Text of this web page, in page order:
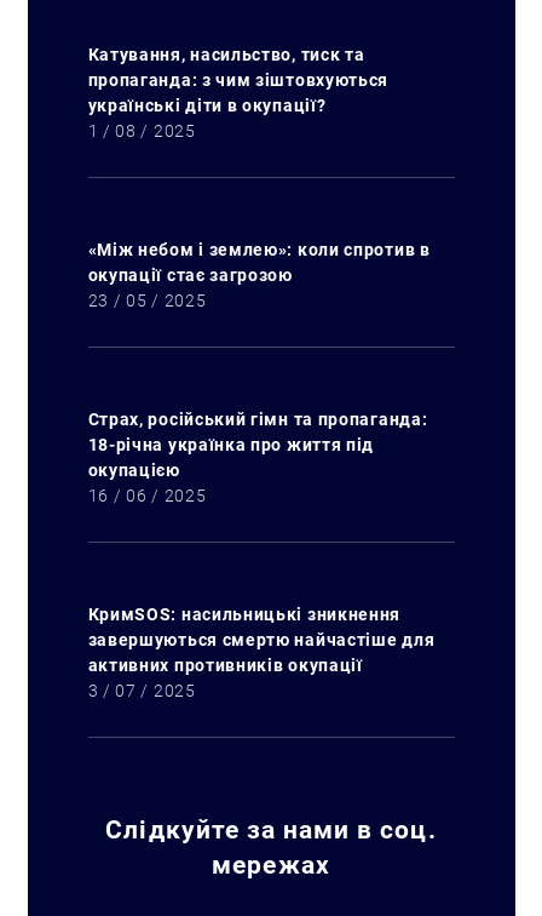
Катування, насильство, тиск та
пропаганда: з чим зіштовхуються
українські діти в окупації?
1 / 08 / 2025
«Між небом і землею»: коли спротив в
окупації стає загрозою
23 / 05 / 2025
Страх, російський гімн та пропаганда:
18-річна українка про життя під
окупацією
16 / 06 / 2025
КримSOS: насильницькі зникнення
завершуються смертю найчастіше для
активних противників окупації
3 / 07 / 2025
Слідкуйте за нами в соц.
мережах